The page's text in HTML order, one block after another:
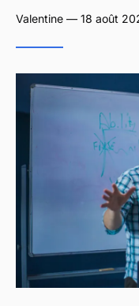
Valentine — 18 août